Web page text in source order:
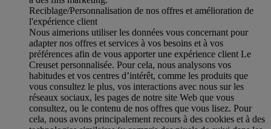
Reciblage/Personnalisation de nos offres et amélioration de
l'expérience client
Nous aimerions utiliser les données vous concernant pour
adapter nos offres et services à vos besoins et à vos
préférences afin de vous apporter une expérience client Le
Creuset personnalisée. Pour cela, nous analysons vos
habitudes et vos centres d’intérêt, comme les produits que
vous consultez le plus, vos interactions avec nous sur les
réseaux sociaux, les pages de notre site Web que vous
consultez, ou le contenu de nos offres que vous lisez. Pour
cela, nous avons principalement recours à des cookies et à des